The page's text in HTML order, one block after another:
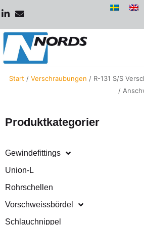
Inhalt
springen
Start / Verschraubungen / R-131 S/S
/
Produktkategorier
Gewindefittings
Union-L
Rohrschellen
Vorschweissbördel
Schlauchnippel